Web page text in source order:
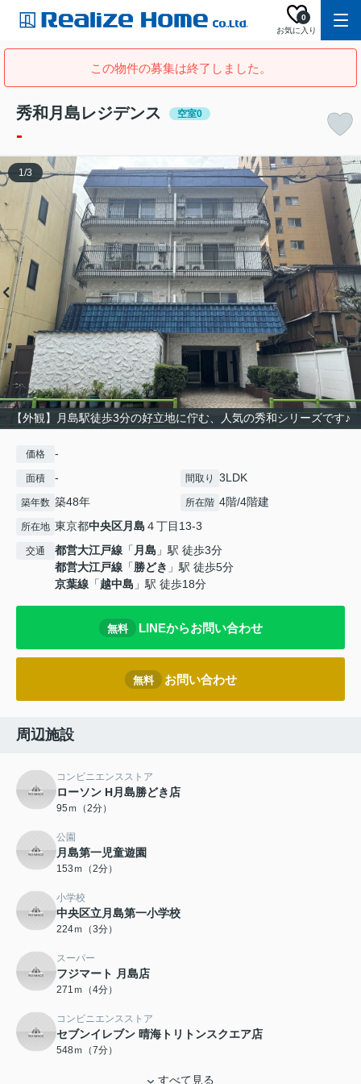
お気に入り
0
この物件の募集は終了しました。
秀和月島レジデンス 空室0
-
【外観】月島駅徒歩3分の好立地に佇む、人気の秀和シリーズです♪
1/3
価格 -
面積 - 間取り 3LDK
築年数 築48年 所在階 4階/4階建
所在地 東京都中央区月島 ４丁目13-3
交通 都営大江戸線 「 月島 」駅 徒歩3分
都営大江戸線 「勝どき 」駅 徒歩5分
京葉線 「越中島 」駅 徒歩18分
無料 LINEからお問い合わせ
無料 お問い合わせ
周辺施設
コンビニエンスストア
ローソン H月島勝どき店
95ｍ（2分）
公園
月島第一児童遊園
153ｍ（2分）
小学校
中央区立月島第一小学校
224ｍ（3分）
スーパー
フジマート 月島店
271ｍ（4分）
コンビニエンスストア
セブンイレブン 晴海トリトンスクエア店
548ｍ（7分）
すべて見る